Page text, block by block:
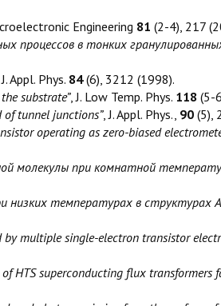
Engineering 81 (2-4), 217
процессов в тонких
Appl. Phys. 84(6), 3212 (1998).
substrate”, J. Low Temp. Phys. 118 (5-
tunnel junctions”, J. Appl. Phys., 90 (5),
operating as zero-biased
молекулы при комнатной
температурах в структурах
multiple single-electron transistor
of HTS superconducting flux transformers